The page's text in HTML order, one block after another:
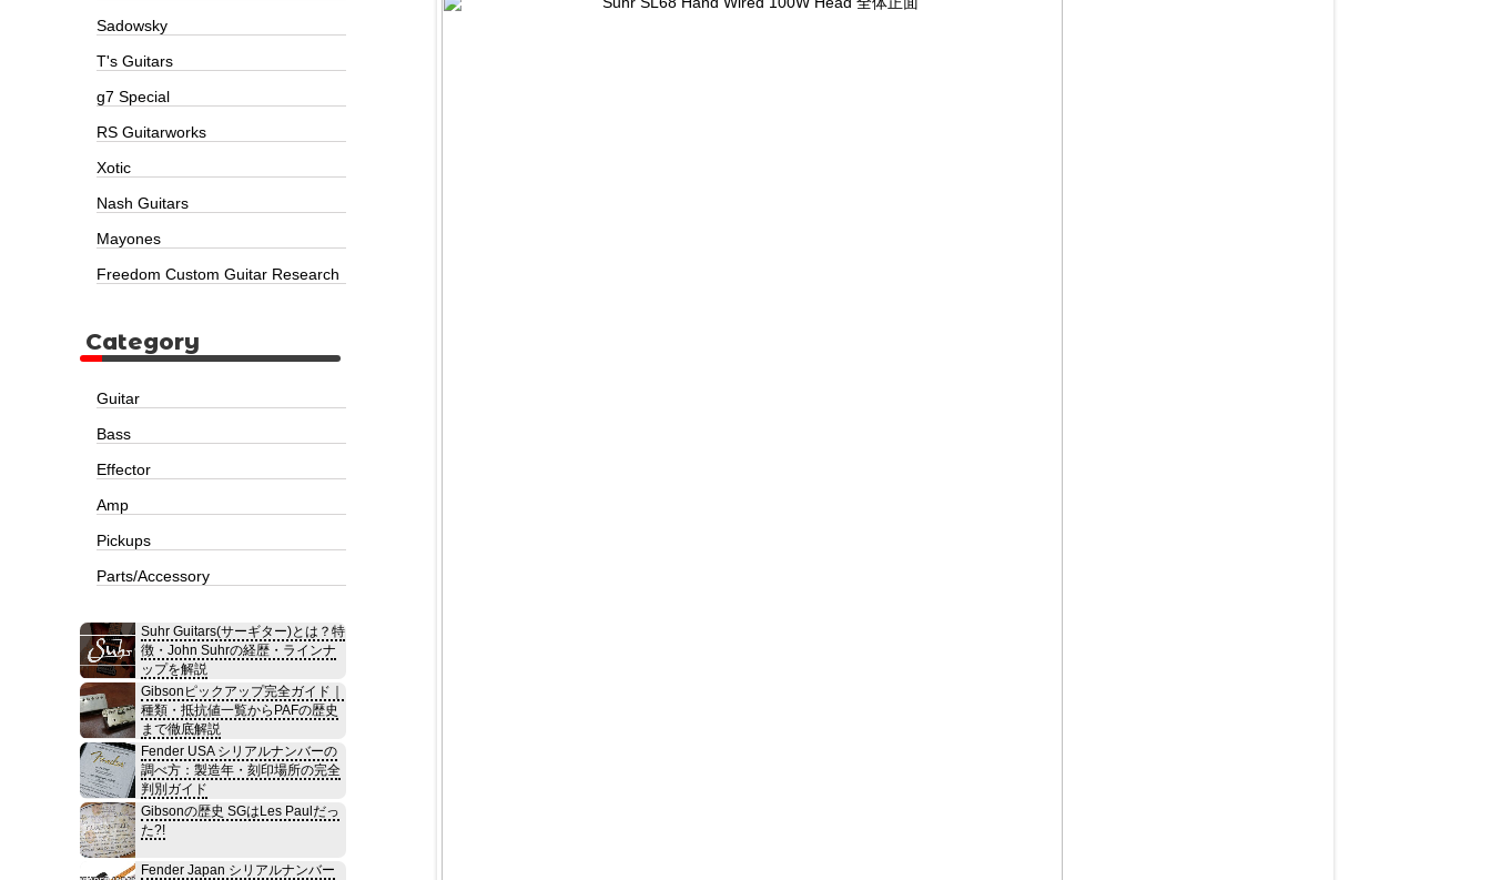
Sadowsky
T's Guitars
g7 Special
RS Guitarworks
Xotic
Nash Guitars
Mayones
Freedom Custom Guitar Research
Category
Guitar
Bass
Effector
Amp
Pickups
Parts/Accessory
Suhr Guitars(サーギター)とは？特
徴・John Suhrの経歴・ラインナ
ップを解説
Gibsonピックアップ完全ガイド｜
種類・抵抗値一覧からPAFの歴史
まで徹底解説
Fender USA シリアルナンバーの
調べ方：製造年・刻印場所の完全
判別ガイド
Gibsonの歴史 SGはLes Paulだっ
た?!
Fender Japan シリアルナンバー